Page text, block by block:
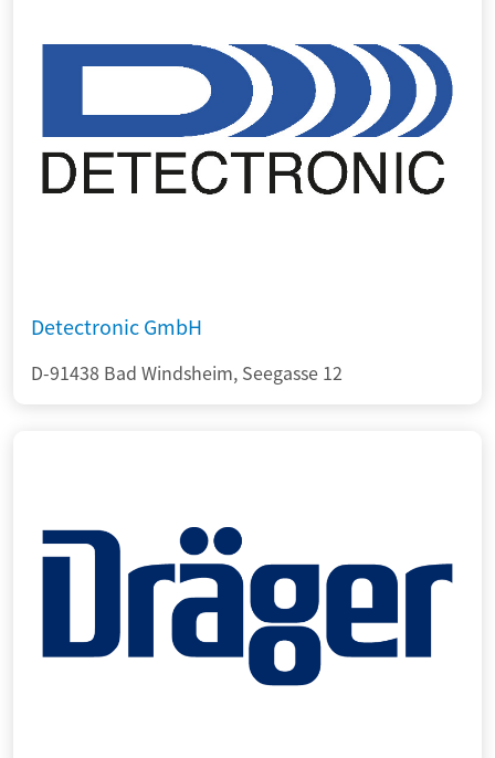
Detectronic GmbH
D-91438 Bad Windsheim, Seegasse 12